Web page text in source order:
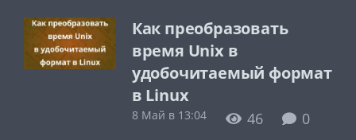
Как преобразовать
время Unix в
удобочитаемый формат
в Linux
8 Май в 13:04 46 0